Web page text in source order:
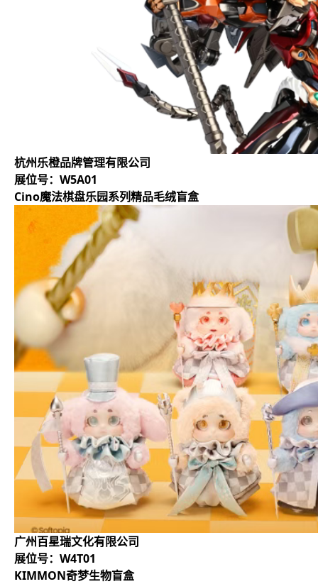
杭州乐橙品牌管理有限公司
展位号：W5A01
Cino魔法棋盘乐园系列精品毛绒盲盒
广州百星瑞文化有限公司
展位号：W4T01
KIMMON奇梦生物盲盒